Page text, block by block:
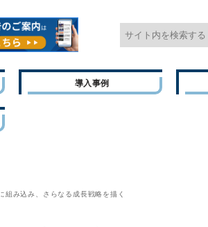
導入事例
み込み、さらなる成長戦略を描く